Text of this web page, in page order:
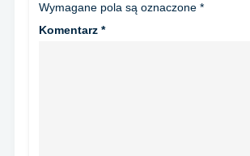
Wymagane pola są oznaczone *
Komentarz *